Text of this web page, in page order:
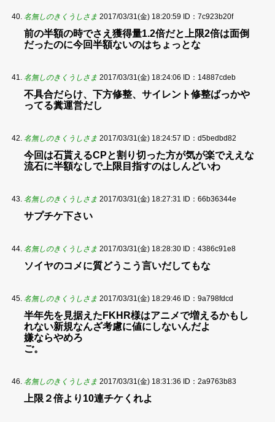
名無しのきくうしさま 2017/03/31(金) 18:20:59 ID：7c923b20f
前の半額の時でさえ獲得量1.2倍だと上限2倍は面倒
だったのに今回半額ないのはちょっとな
名無しのきくうしさま 2017/03/31(金) 18:24:06 ID：14887cdeb
不具合だらけ、下方修整、サイレント修整ばっかや
ってる糞運営だし
名無しのきくうしさま 2017/03/31(金) 18:24:57 ID：d5bedbd82
今回は石貰えるCPと割り切った方が気が楽でええな
流石に半額なしで上限目指すのはしんどいわ
名無しのきくうしさま 2017/03/31(金) 18:27:31 ID：66b36344e
サプチケ下さい
名無しのきくうしさま 2017/03/31(金) 18:28:30 ID：4386c91e8
ソイヤのコメに質どうこう言いだしてもな
名無しのきくうしさま 2017/03/31(金) 18:29:46 ID：9a798fdcd
半年先を見据えたFKHR様はアニメで増えるかもし
れない新規なんざ考慮に値にしないんだよ
嫌ならやめろ
ご。
名無しのきくうしさま 2017/03/31(金) 18:31:36 ID：2a9763b83
上限２倍より10連チケくれよ